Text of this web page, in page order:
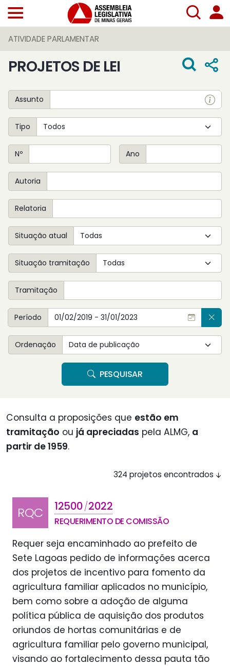
ATIVIDADE PARLAMENTAR
PROJETOS DE LEI
Assunto
Tipo
Nº Ano
Autoria
Relatoria
Situação atual
Situação tramitação
Tramitação
Período
Ordenação
PESQUISAR
Consulta a proposições que estão em
tramitação ou já apreciadas pela ALMG, a
partir de 1959.
324 projetos encontrados
RQC 12500/2022
REQUERIMENTO DE COMISSÃO
Requer seja encaminhado ao prefeito de
Sete Lagoas pedido de informações acerca
dos projetos de incentivo para fomento da
agricultura familiar aplicados no município,
bem como sobre a adoção de alguma
política pública de aquisição dos produtos
oriundos de hortas comunitárias e de
agricultura familiar pelo governo municipal,
visando ao fortalecimento dessa pauta tão